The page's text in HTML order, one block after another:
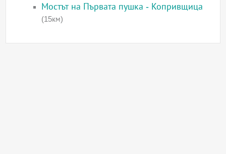
Мостът на Първата пушка - Копривщица
(15км)